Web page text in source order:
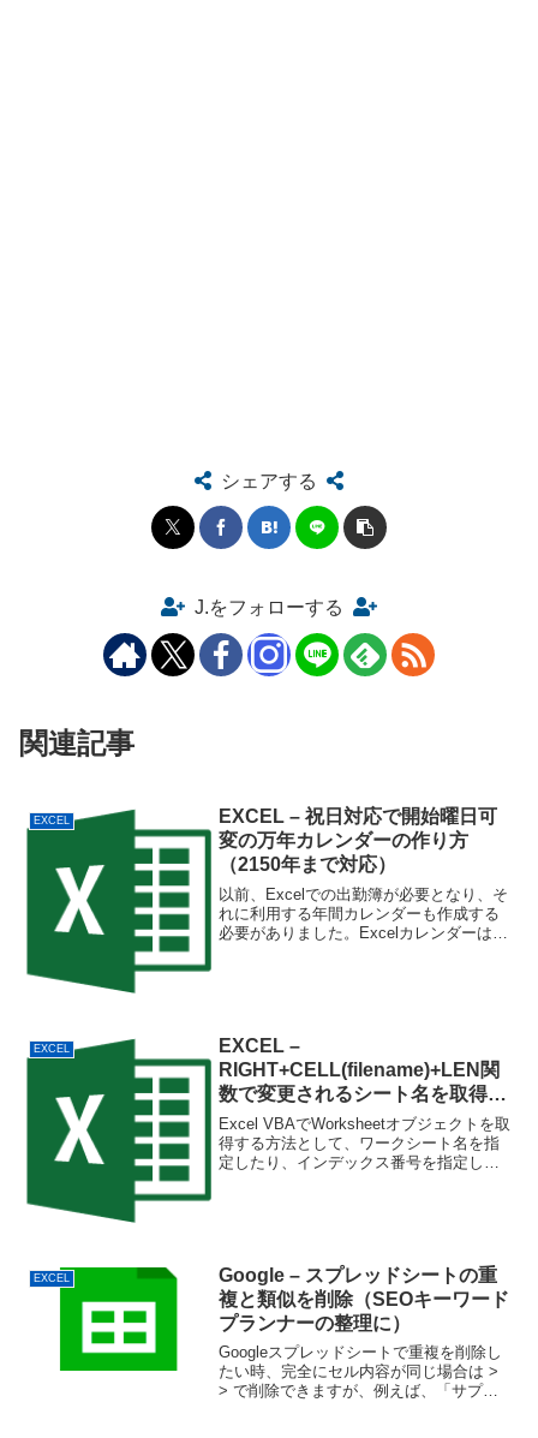
シェアする
J.をフォローする
関連記事
EXCEL
EXCEL – 祝日対応で開始曜日可
変の万年カレンダーの作り方
（2150年まで対応）
以前、Excelでの出勤簿が必要となり、そ
れに利用する年間カレンダーも作成する
必要がありました。Excelカレンダーは他
EXCEL
EXCEL –
RIGHT+CELL(filename)+LEN関
数で変更されるシート名を取得し
てVBAマクロを対応させる
Excel VBAでWorksheetオブジェクトを取
得する方法として、ワークシート名を指
定したり、インデックス番号を指定した
EXCEL
Google – スプレッドシートの重
複と類似を削除（SEOキーワード
プランナーの整理に）
Googleスプレッドシートで重複を削除し
たい時、完全にセル内容が同じ場合は >
> で削除できますが、例えば、「サプリ